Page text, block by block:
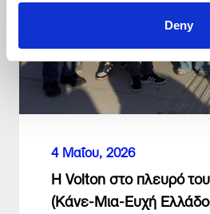
Deny
4 Μαΐου, 2026
Η Volton στο πλευρό
(Κάνε-Μια-Ευχή